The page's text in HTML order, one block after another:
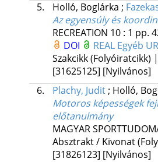
5.
Holló, Boglárka ;
Az egyensúly és
RECREATION 10: 1 pp.
DOI
REAL Egyéb
Szakcikk (Folyóiratcikk)
[31625125] [Nyilvános]
6.
Plachy, Judit; Holló,
Motoros képességek
előtanulmány
MAGYAR
Absztrakt / Kivonat
[31826123] [Nyilvános]